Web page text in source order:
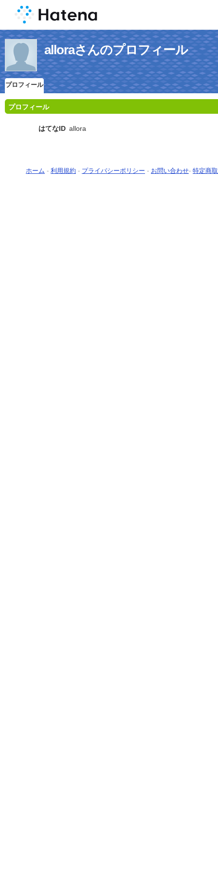
alloraさんのプロフィール
プロフィール
プロフィール
はてなID allora
ホーム - 利用規約 - プライバシーポリシー - お問い合わせ- 特定商